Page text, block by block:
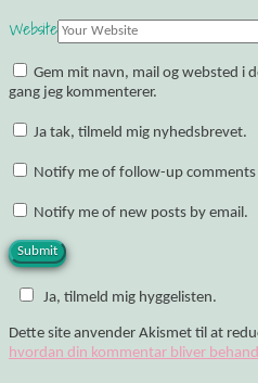
Website
Gem mit navn, mail og websted i
gang jeg kommenterer.
Ja tak, tilmeld mig nyhedsbrevet.
Notify me of follow-up comments
Notify me of new posts by email.
Ja, tilmeld mig hyggelisten.
Dette site anvender Akismet til at
hvordan din kommentar bliver